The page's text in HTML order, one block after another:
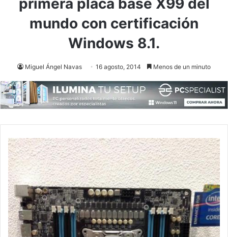
primera placa base X99 del
mundo con certificación
Windows 8.1.
Miguel Ángel Navas 16 agosto, 2014 Menos de un minuto